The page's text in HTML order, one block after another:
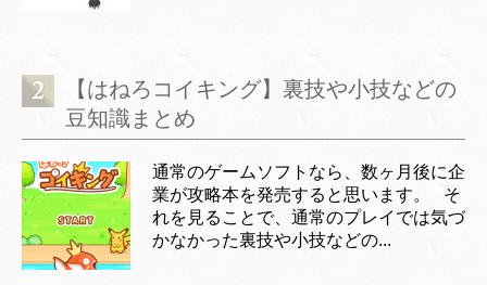
【はねろコイキング】裏技や小技などの
豆知識まとめ
通常のゲームソフトなら、数ヶ月後に企
業が攻略本を発売すると思います。 そ
れを見ることで、通常のプレイでは気づ
かなかった裏技や小技などの...